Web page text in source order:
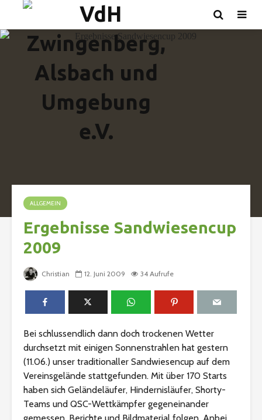
ALLGEMEIN
Ergebnisse Sandwiesencup
2009
Christian 12. Juni 2009 34 Aufrufe
Bei schlussendlich dann doch trockenen Wetter
durchsetzt mit einigen Sonnenstrahlen hat gestern
(11.06.) unser traditionaller Sandwiesencup auf dem
Vereinsgelände stattgefunden. Mit über 170 Starts
haben sich Geländeläufer, Hindernisläufer, Shorty-
Teams und QSC-Wettkämpfer gegeneinander